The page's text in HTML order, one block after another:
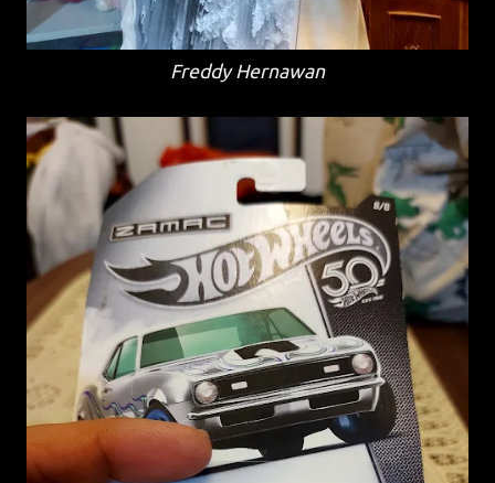
Freddy Hernawan